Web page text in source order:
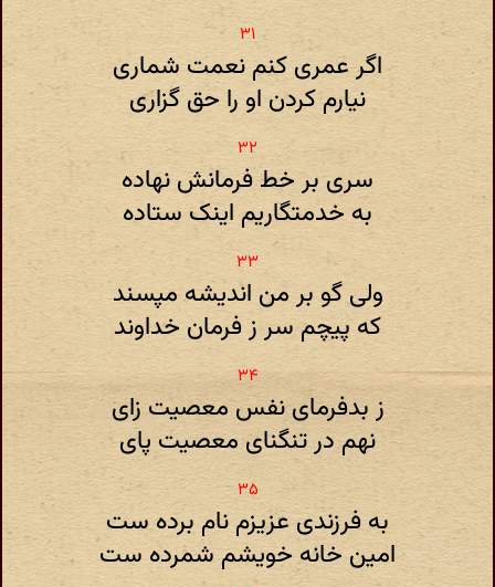
اگر عمری کنم نعمت شماری
نیارم کردن او را حق گزاری
سری بر خط فرمانش نهاده
به خدمتگاریم اینک ستاده
ولی گو بر من اندیشه مپسند
که پیچم سر ز فرمان خداوند
ز بدفرمای نفس معصیت زای
نهم در تنگنای معصیت پای
به فرزندی عزیزم نام برده ست
امین خانه خویشم شمرده ست